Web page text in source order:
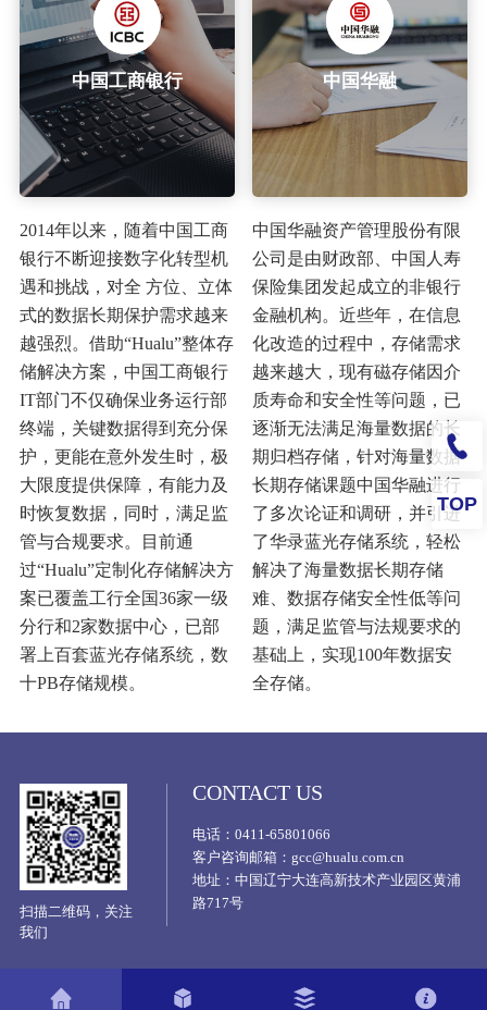
中国工商银行
2014年以来，随着中国工商
银行不断迎接数字化转型机
遇和挑战，对全 方位、立体
式的数据长期保护需求越来
越强烈。借助“Hualu”整体存
储解决方案，中国工商银行
IT部门不仅确保业务运行部
终端，关键数据得到充分保
护，更能在意外发生时，极
大限度提供保障，有能力及
时恢复数据，同时，满足监
管与合规要求。目前通
过“Hualu”定制化存储解决方
案已覆盖工行全国36家一级
分行和2家数据中心，已部
署上百套蓝光存储系统，数
十PB存储规模。
中国华融
中国华融资产管理股份有限
公司是由财政部、中国人寿
保险集团发起成立的非银行
金融机构。近些年，在信息
化改造的过程中，存储需求
越来越大，现有磁存储因介
质寿命和安全性等问题，已
逐渐无法满足海量数据的长
期归档存储，针对海量数据
长期存储课题中国华融进行
了多次论证和调研，并引进
了华录蓝光存储系统，轻松
解决了海量数据长期存储
难、数据存储安全性低等问
题，满足监管与法规要求的
基础上，实现100年数据安
全存储。
扫描二维码，关注
我们
CONTACT US
电话：0411-65801066
客户咨询邮箱：gcc@hualu.com.cn
地址：中国辽宁大连高新技术产业园区黄浦
路717号
TOP